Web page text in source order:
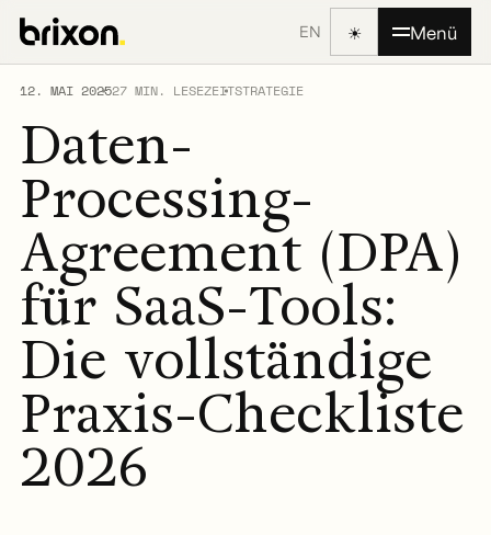
EN ☀ Menü
12. MAI 202527 MIN. LESEZEITSTRATEGIE
Daten-
Processing-
Agreement (DPA)
für SaaS-Tools:
Die vollständige
Praxis-Checkliste
2026